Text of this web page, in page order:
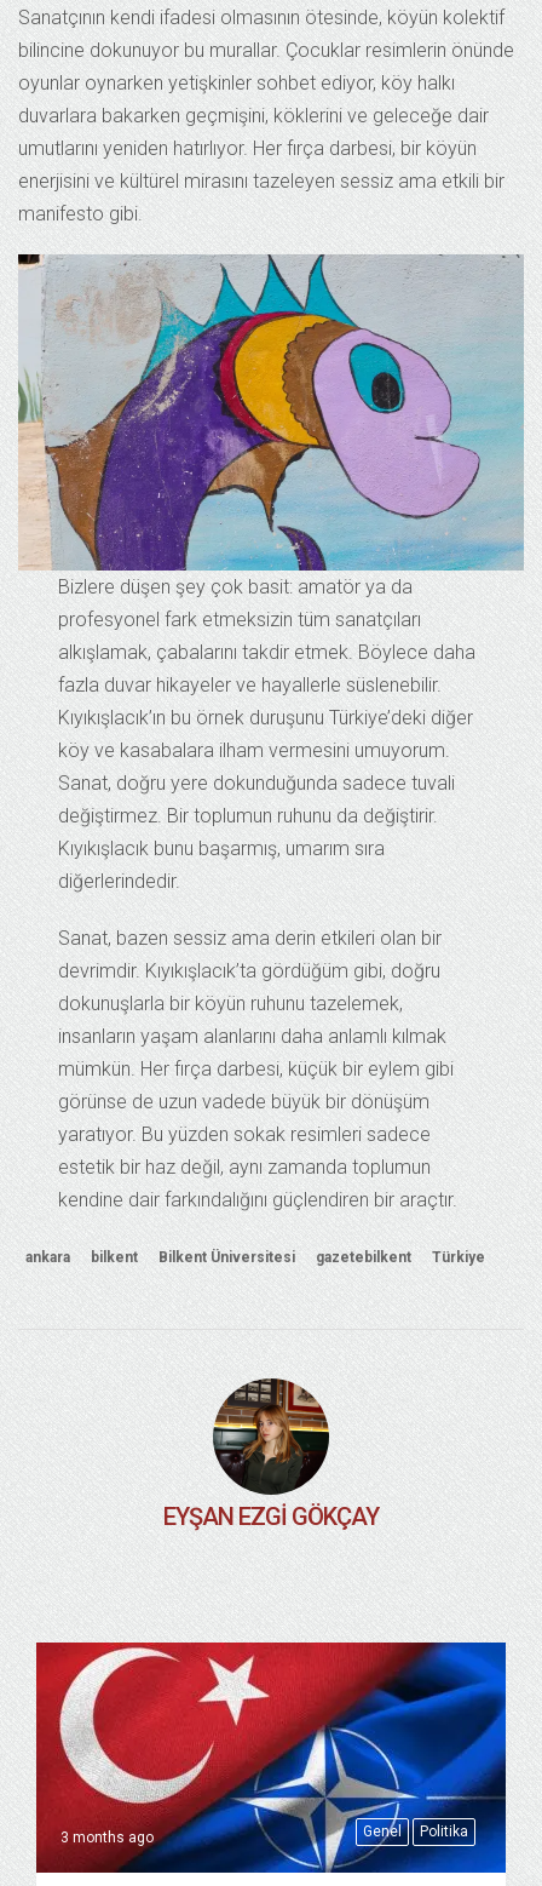
Sanatçının kendi ifadesi olmasının ötesinde, köyün kolektif
bilincine dokunuyor bu murallar. Çocuklar resimlerin önünde
oyunlar oynarken yetişkinler sohbet ediyor, köy halkı
duvarlara bakarken geçmişini, köklerini ve geleceğe dair
umutlarını yeniden hatırlıyor. Her fırça darbesi, bir köyün
enerjisini ve kültürel mirasını tazeleyen sessiz ama etkili bir
manifesto gibi.
Bizlere düşen şey çok basit: amatör ya da
profesyonel fark etmeksizin tüm sanatçıları
alkışlamak, çabalarını takdir etmek. Böylece daha
fazla duvar hikayeler ve hayallerle süslenebilir.
Kıyıkışlacık’ın bu örnek duruşunu Türkiye’deki diğer
köy ve kasabalara ilham vermesini umuyorum.
Sanat, doğru yere dokunduğunda sadece tuvali
değiştirmez. Bir toplumun ruhunu da değiştirir.
Kıyıkışlacık bunu başarmış, umarım sıra
diğerlerindedir.
Sanat, bazen sessiz ama derin etkileri olan bir
devrimdir. Kıyıkışlacık’ta gördüğüm gibi, doğru
dokunuşlarla bir köyün ruhunu tazelemek,
insanların yaşam alanlarını daha anlamlı kılmak
mümkün. Her fırça darbesi, küçük bir eylem gibi
görünse de uzun vadede büyük bir dönüşüm
yaratıyor. Bu yüzden sokak resimleri sadece
estetik bir haz değil, aynı zamanda toplumun
kendine dair farkındalığını güçlendiren bir araçtır.
ankara bilkent Bilkent Üniversitesi gazetebilkent Türkiye
EYŞAN EZGI GÖKÇAY
Genel Politika
3 months ago